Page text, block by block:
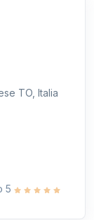
TO, Italia
5